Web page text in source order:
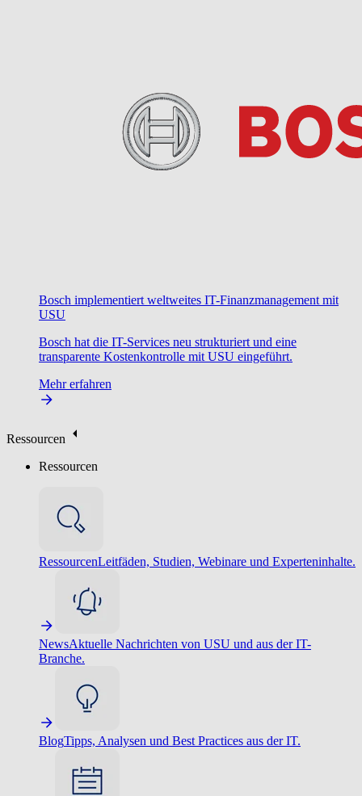
Bosch implementiert weltweites IT-Finanzmanagement mit
USU
Bosch hat die IT-Services neu strukturiert und eine
transparente Kostenkontrolle mit USU eingeführt.
Mehr erfahren
Ressourcen
Ressourcen
RessourcenLeitfäden, Studien, Webinare und Experteninhalte.
NewsAktuelle Nachrichten von USU und aus der IT-
Branche.
BlogTipps, Analysen und Best Practices aus der IT.